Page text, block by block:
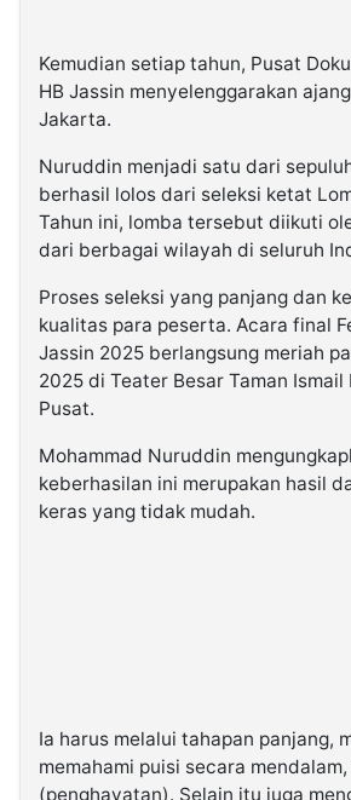
Kemudian setiap tahun, Pusat
HB Jassin menyelenggarakan
Jakarta.
Nuruddin menjadi satu dari
berhasil lolos dari seleksi ketat
Tahun ini, lomba tersebut diikuti
dari berbagai wilayah di seluruh
Proses seleksi yang panjang dan
kualitas para peserta. Acara final
Jassin 2025 berlangsung meriah
2025 di Teater Besar Taman
Pusat.
Mohammad Nuruddin
keberhasilan ini merupakan hasil
keras yang tidak mudah.
Ia harus melalui tahapan panjang,
memahami puisi secara
(penghayatan). Selain itu juga